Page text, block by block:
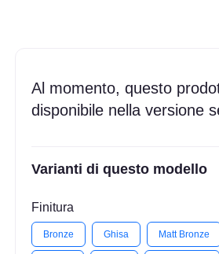
Al momento, questo
disponibile nella versione
Varianti di questo modello
Finitura
Bronze Ghisa Matt Bronze